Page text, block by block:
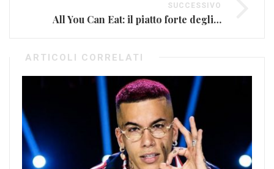
SUCCESSIVO
All You Can Eat: il piatto forte degli Slivovitz (INTERVISTA)
ARTICOLI CORRELATI